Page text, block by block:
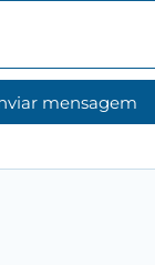
mensagem